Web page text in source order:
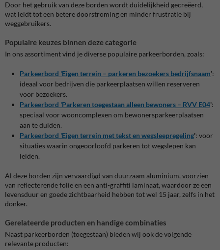
Door het gebruik van deze borden wordt duidelijkheid gecreëerd,
wat leidt tot een betere doorstroming en minder frustratie bij
weggebruikers.
Populaire keuzes binnen deze categorie
In ons assortiment vind je diverse populaire parkeerborden, zoals:
Parkeerbord 'Eigen terrein – parkeren bezoekers bedrijfsnaam':
ideaal voor bedrijven die parkeerplaatsen willen reserveren
voor bezoekers.
Parkeerbord 'Parkeren toegestaan alleen bewoners – RVV E04':
speciaal voor wooncomplexen om bewonersparkeerplaatsen
aan te duiden.
Parkeerbord 'Eigen terrein met tekst en wegsleepregeling': voor
situaties waarin ongeoorloofd parkeren tot wegslepen kan
leiden.
Al deze borden zijn vervaardigd van duurzaam aluminium, voorzien
van reflecterende folie en een anti-graffiti laminaat, waardoor ze een
levensduur en goede zichtbaarheid hebben tot wel 15 jaar, zelfs in het
donker.
Gerelateerde producten en handige combinaties
Naast parkeerborden (toegestaan) bieden wij ook de volgende
relevante producten: